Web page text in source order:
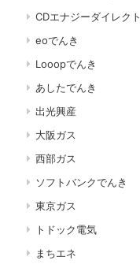
CDエナジーダイレクト
eoでんき
Looopでんき
あしたでんき
出光興産
大阪ガス
西部ガス
ソフトバンクでんき
東京ガス
トドック電気
まちエネ